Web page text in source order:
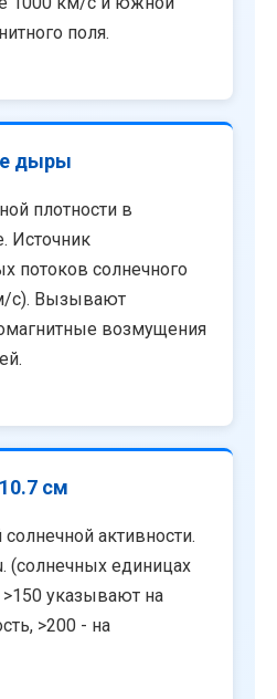
поля.
дыры
плотности в
Источник
потоков солнечного
с). Вызывают
возмущения
см
активности.
(солнечных единицах
>150 указывают на
>200 - на